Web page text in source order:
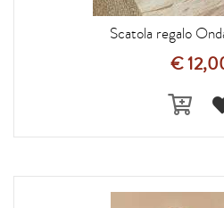
Scatola regalo
€